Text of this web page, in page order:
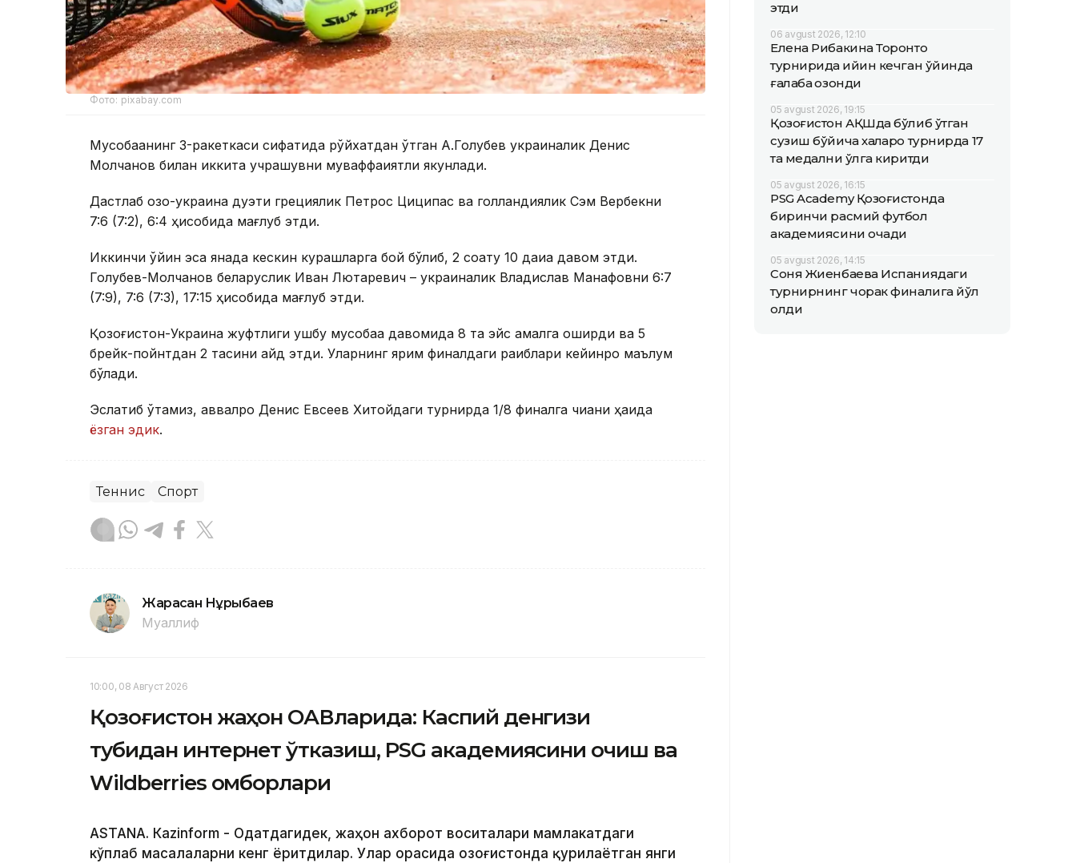
Фото: pixabay.com
Мусобақанинг 3-ракеткаси сифатида рўйхатдан ўтган А.Голубев украиналик Денис
Молчанов билан иккита учрашувни муваффақиятли якунлади.
Дастлаб қозоқ-украина дуэти грециялик Петрос Циципас ва голландиялик Сэм Вербекни
7:6 (7:2), 6:4 ҳисобида мағлуб этди.
Иккинчи ўйин эса янада кескин курашларга бой бўлиб, 2 соату 10 дақиқа давом этди.
Голубев-Молчанов беларуслик Иван Лютаревич – украиналик Владислав Манафовни 6:7
(7:9), 7:6 (7:3), 17:15 ҳисобида мағлуб этди.
Қозоғистон-Украина жуфтлиги ушбу мусобақа давомида 8 та эйс амалга оширди ва 5
брейк-пойнтдан 2 тасини қайд этди. Уларнинг ярим финалдаги рақиблари кейинроқ маълум
бўлади.
Эслатиб ўтамиз, аввалроқ Денис Евсеев Хитойдаги турнирда 1/8 финалга чиққани ҳақида
ёзган эдик.
Теннис Спорт
Жарасқан Нұрыбаев
Муаллиф
10:00, 08 Август 2026
Қозоғистон жаҳон ОАВларида: Каспий денгизи
тубидан интернет ўтказиш, PSG академиясини очиш ва
Wildberries омборлари
ASTANА. Кazinform - Одатдагидек, жаҳон ахборот воситалари мамлакатдаги
кўплаб масалаларни кенг ёритдилар. Улар орасида Қозоғистонда қурилаётган янги
этди
06 avgust 2026, 12:10
Елена Рибакина Торонто
турнирида қийин кечган ўйинда
ғалаба қозонди
05 avgust 2026, 19:15
Қозоғистон АҚШда бўлиб ўтган
сузиш бўйича халқаро турнирда 17
та медални қўлга киритди
05 avgust 2026, 16:15
PSG Academy Қозоғистонда
биринчи расмий футбол
академиясини очади
05 avgust 2026, 14:15
Соня Жиенбаева Испаниядаги
турнирнинг чорак финалига йўл
олди